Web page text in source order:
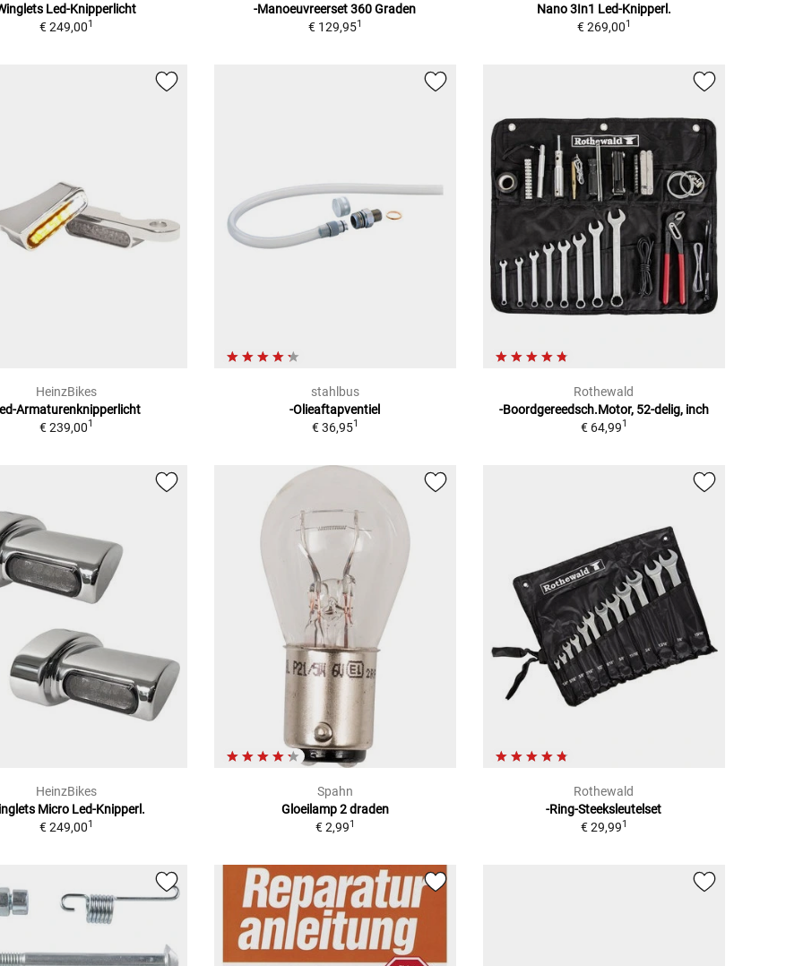
Led-Knipperlicht
€ 249,001
-Manoeuvreerset 360 Graden
€ 129,951
Nano 3In1 Led-Knipperl.
€ 269,001
HeinzBikes
Armaturenknipperlicht
€ 239,001
stahlbus
-Olieaftapventiel
€ 36,951
Rothewald
-Boordgereedsch.Motor, 52-delig, inch
€ 64,991
HeinzBikes
Micro Led-Knipperl.
€ 249,001
Spahn
Gloeilamp 2 draden
€ 2,991
Rothewald
-Ring-Steeksleutelset
€ 29,991